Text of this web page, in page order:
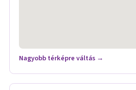
Nagyobb térképre váltás →